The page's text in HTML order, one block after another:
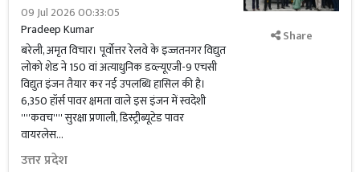
09 Jul 2026 00:33:05
Pradeep Kumar
बरेली, अमृत विचार। पूर्वोत्तर रेलवे के इज्जतनगर विद्युत
लोको शेड ने 150 वां अत्याधुनिक डव्ल्यूएजी-9 एचसी
विद्युत इंजन तैयार कर नई उपलब्धि हासिल की है।
6,350 हॉर्स पावर क्षमता वाले इस इंजन में स्वदेशी
''''कवच'''' सुरक्षा प्रणाली, डिस्ट्रीब्यूटेड पावर
वायरलेस...
उत्तर प्रदेश
Share